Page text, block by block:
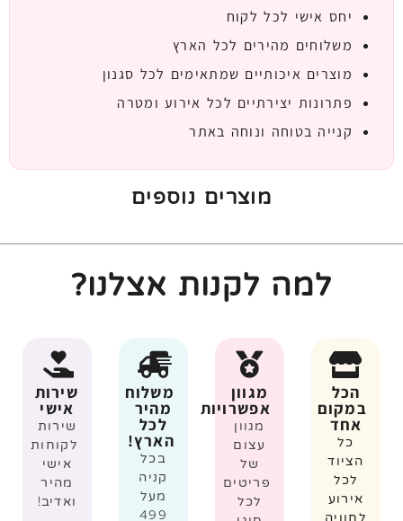
יחס אישי לכל לקוח
משלוחים מהירים לכל הארץ
מוצרים איכותיים שמתאימים לכל סגנון
פתרונות יצירתיים לכל אירוע ומטרה
קנייה בטוחה ונוחה באתר
מוצרים נוספים
למה לקנות אצלנו?
הכל
במקום
אחד
כל
הציוד
לכל
אירוע
לחוויה
מגוון
אפשרויות
מגוון
עצום
של
פריטים
לכל
משלוח
מהיר
לכל
הארץ!
בכל
קניה
מעל
499
שירות
אישי
שירות
לקוחות
אישי
מהיר
ואדיב!